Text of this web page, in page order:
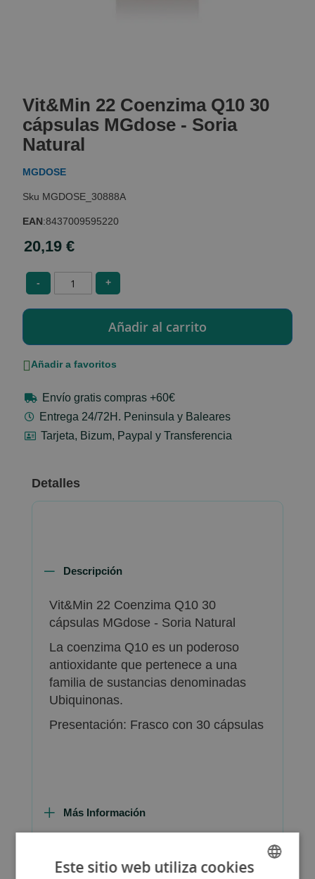
the
beginning
of
the
gallery
Vit&Min 22 Coenzima Q10 30
cápsulas MGdose - Soria
Natural
MGDOSE
MGDOSE_30888A
EAN:8437009595220
20,19 €
- +
Añadir a favoritos
Envío gratis compras +60€
Entrega 24/72H. Peninsula y Baleares
Tarjeta, Bizum, Paypal y Transferencia
Detalles
Descripción
Vit&Min 22 Coenzima Q10 30
cápsulas MGdose - Soria Natural
La coenzima Q10 es un poderoso
antioxidante que pertenece a una
familia de sustancias denominadas
Ubiquinonas.
Presentación: Frasco con 30 cápsulas
Más Información
Este sitio web utiliza cookies